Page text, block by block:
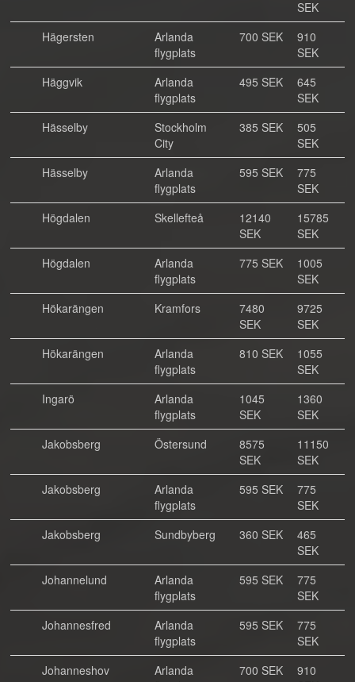
SEK
Hägersten
Arlanda
flygplats
700 SEK
910
SEK
Häggvik
Arlanda
flygplats
495 SEK
645
SEK
Hässelby
Stockholm
City
385 SEK
505
SEK
Hässelby
Arlanda
flygplats
595 SEK
775
SEK
Högdalen
Skellefteå
12140
SEK
15785
SEK
Högdalen
Arlanda
flygplats
775 SEK
1005
SEK
Hökarängen
Kramfors
7480
SEK
9725
SEK
Hökarängen
Arlanda
flygplats
810 SEK
1055
SEK
Ingarö
Arlanda
flygplats
1045
SEK
1360
SEK
Jakobsberg
Östersund
8575
SEK
11150
SEK
Jakobsberg
Arlanda
flygplats
595 SEK
775
SEK
Jakobsberg
Sundbyberg 360 SEK
465
SEK
Johannelund
Arlanda
flygplats
595 SEK
775
SEK
Johannesfred
Arlanda
flygplats
595 SEK
775
SEK
Johanneshov
Arlanda
700 SEK
910